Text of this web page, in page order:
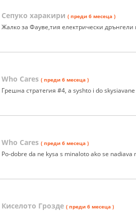
Сепуко харакири ( преди 6 месеца )
Жалко за Фауве,тия електрически дрънгели
Who Cares ( преди 6 месеца )
Грешна стратегия #4, a syshto i do
Who Cares ( преди 6 месеца )
Po-dobre da ne kysa s minaloto ako se
Киселото Грозде ( преди 6 месеца )